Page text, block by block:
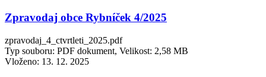
Zpravodaj obce Rybníček 4/2025
zpravodaj_4_ctvrtleti_2025.pdf
Typ souboru: PDF dokument, Velikost: 2,58 MB
Vloženo: 13. 12. 2025